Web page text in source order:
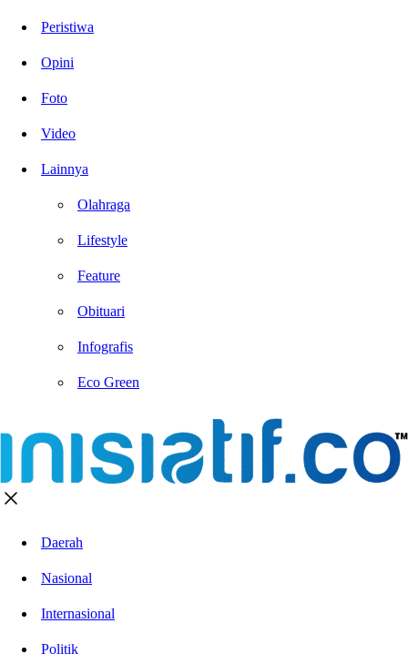
Peristiwa
Opini
Foto
Video
Lainnya
Olahraga
Lifestyle
Feature
Obituari
Infografis
Eco Green
Daerah
Nasional
Internasional
Politik